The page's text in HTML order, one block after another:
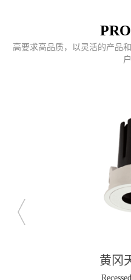
高要求高品质，以灵活的产品
黄冈